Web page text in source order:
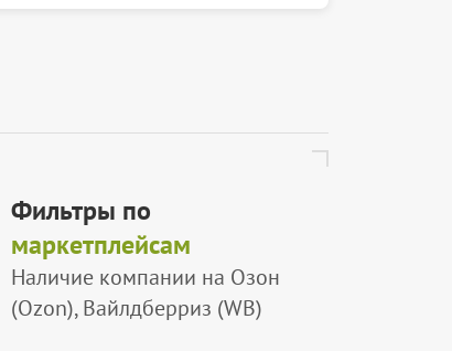
Фильтры по
маркетплейсам
Наличие компании на Озон
(Ozon), Вайлдберриз (WB)